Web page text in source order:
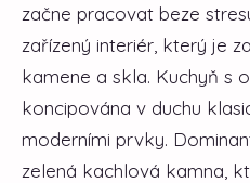
začne pracovat beze
zařízený interiér, který je
kamene a skla. Kuchyň s
koncipována v duchu
moderními prvky.
zelená kachlová kamna,